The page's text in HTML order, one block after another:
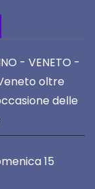
- VENETO -
oltre
delle
15